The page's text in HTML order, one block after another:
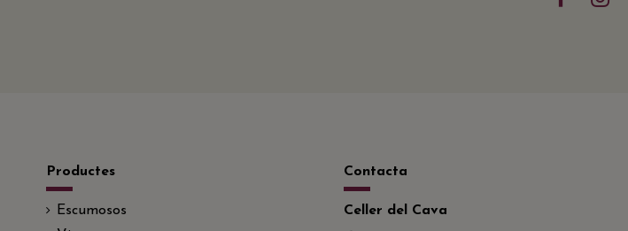
Productes
Escumosos
Contacta
Celler del Cava